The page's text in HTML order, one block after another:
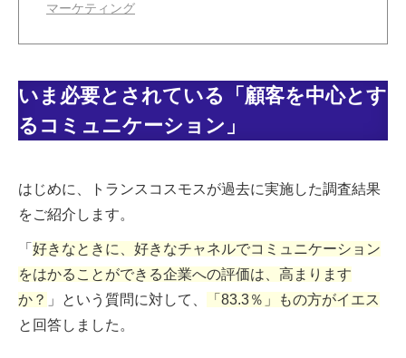
マーケティング
いま必要とされている「顧客を中心とす
るコミュニケーション」
はじめに、トランスコスモスが過去に実施した調査結果
をご紹介します。
「 好きなときに、好きなチャネルでコミュニケーション
をはかることができる企業への評価は、高まります
か？ 」という質問に対して、
「83.3％」もの方がイエス
と回答しました。